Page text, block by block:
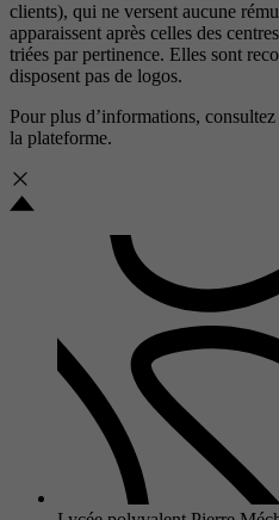
clients), qui ne versent aucune
apparaissent après celles des
triées par pertinence. Elles sont
disposent pas de logos.
Pour plus d’informations, consultez
la plateforme.